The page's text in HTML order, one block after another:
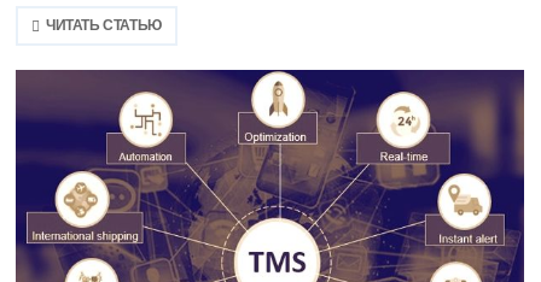
ЧИТАТЬ СТАТЬЮ